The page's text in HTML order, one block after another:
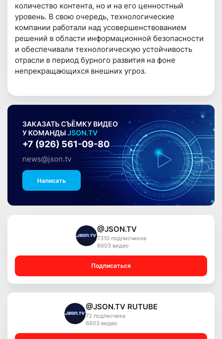
количество контента, но и на его ценностный
уровень. В свою очередь, технологические
компании работали над усовершенствованием
решений в области информационной безопасности
и обеспечивали технологическую устойчивость
отрасли в период бурного развития на фоне
непрекращающихся внешних угроз.
ЗАКАЗАТЬ СЪЁМКУ ВИДЕО
У КОМАНДЫJSON.TV
+7 (926) 561-09-80
news@json.tv
Написать
@JSON.TV
7310 подписчиков
6603 видео
Подписаться
@JSON.TV RUTUBE
72 подписчика
6603 видео